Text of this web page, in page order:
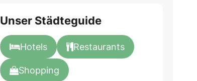
Unser Städteguide
Hotels Restaurants
Shopping